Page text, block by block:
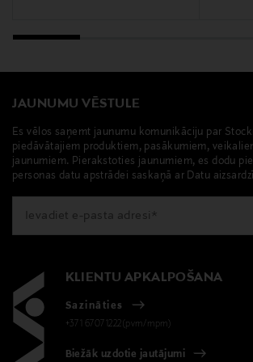
JAUNUMU VĒSTULE
Es vēlos saņemt jaunumu komunikāciju par
piedāvātajiem produktiem, pasākumiem,
jaunumiem. Pierakstoties jaunumiem, es dodu
personas datu apstrādei saskaņā ar Datu
KLIENTU APKALPOŠANA
Sazināties
+371 67071222(pvm/mpm)
Biežāk uzdotie jautājumi